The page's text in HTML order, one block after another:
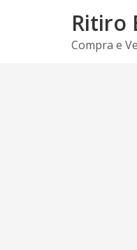
Ritiro
Compra e